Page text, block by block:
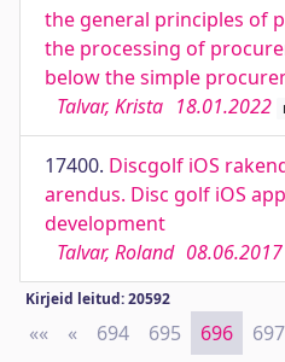
the general principles of
the processing of
below the simple
Talvar, Krista 18.01.2022
17400. Discgolf iOS
arendus. Disc golf iOS
development
Talvar, Roland 08.06.2017
Kirjeid leitud: 20592
«« First
« Previous
694 695 696 697